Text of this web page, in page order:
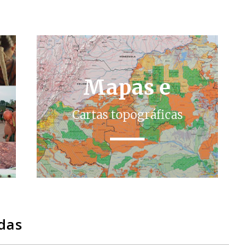
Mapas e
Cartas topográficas